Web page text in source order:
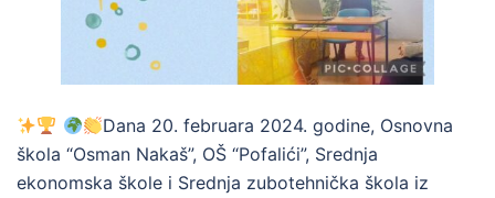
Dana 20. februara 2024. godine, Osnovna
škola “Osman Nakaš”, OŠ “Pofalići”, Srednja
ekonomska škole i Srednja zubotehnička škola iz